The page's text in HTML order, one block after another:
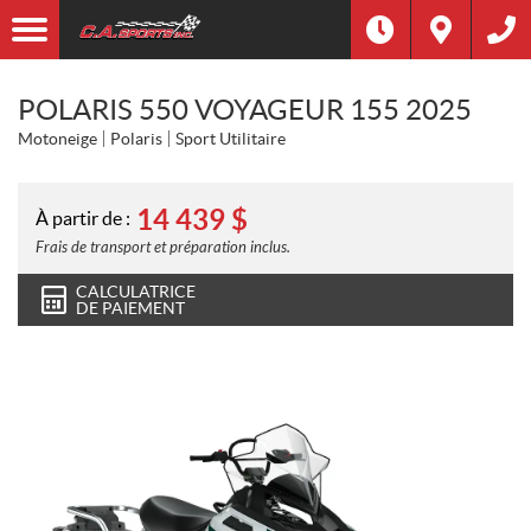
POLARIS 550 VOYAGEUR 155 2025
Motoneige Polaris Sport Utilitaire
À partir de : 14 439 $
Frais de transport et préparation inclus.
CALCULATRICE
DE PAIEMENT